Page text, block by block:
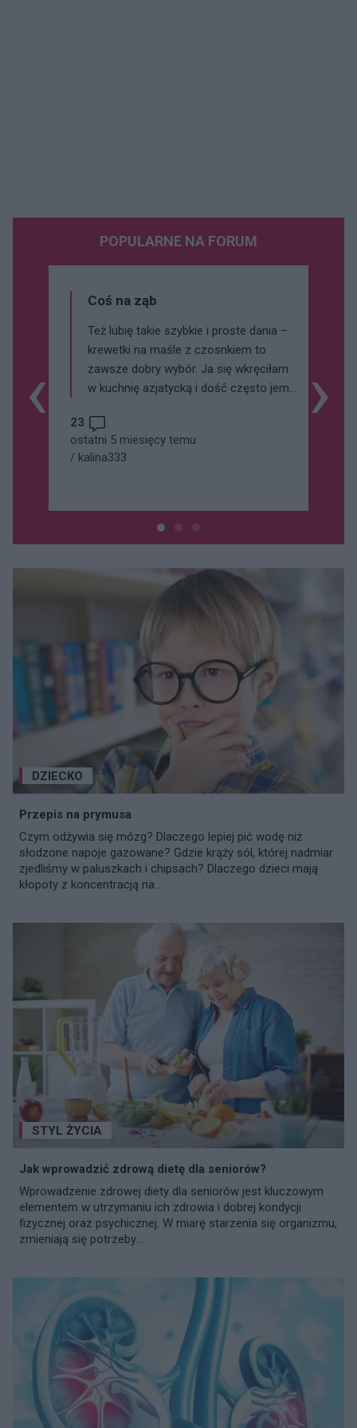
POPULARNE NA FORUM
Coś na ząb
Też lubię takie szybkie i proste dania –
krewetki na maśle z czosnkiem to
zawsze dobry wybór. Ja się wkręciłam
w kuchnię azjatycką i dość często jem
ciekawy artykuł o ramenie i jego różnych
odmianach https://sushi-
katowice.pl/jakie-sa-rodzaje-ramenu/ —
pożywna i wystarcz jako jedno danie.
23
ostatni 5 miesięcy temu
/ kalina333
‹ ›
DZIECKO
Przepis na prymusa
Czym odżywia się mózg? Dlaczego lepiej pić wodę niż
słodzone napoje gazowane? Gdzie krąży sól, której nadmiar
zjedliśmy w paluszkach i chipsach? Dlaczego dzieci mają
kłopoty z koncentracją na...
STYL ŻYCIA
Jak wprowadzić zdrową dietę dla seniorów?
Wprowadzenie zdrowej diety dla seniorów jest kluczowym
elementem w utrzymaniu ich zdrowia i dobrej kondycji
fizycznej oraz psychicznej. W miarę starzenia się organizmu,
zmieniają się potrzeby...